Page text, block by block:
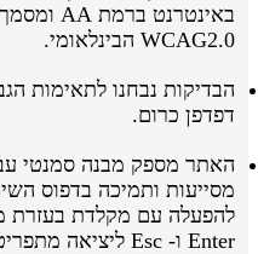
באינטרנט ברמת AA ומסמך
WCAG2.0 הבינלאומי.
הבדיקות נבחנו לתאימות
דפדפן כרום.
האתר מספק מבנה סמנטי עבור
מסייעות ותמיכה בדפוס
להפעלה עם מקלדת בעזרת
Enter ו- Esc ליציאה מתפריטים וחלונות.